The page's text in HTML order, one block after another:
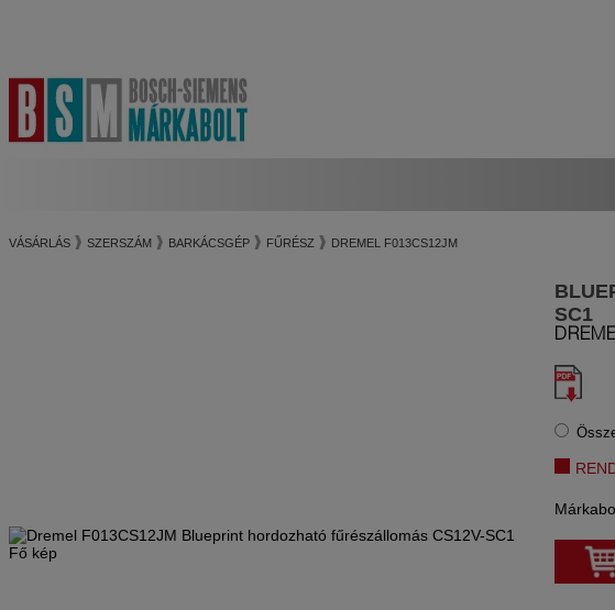
VÁSÁRLÁS SZERSZÁM BARKÁCSGÉP FŰRÉSZ DREMEL F013CS12JM
SC1